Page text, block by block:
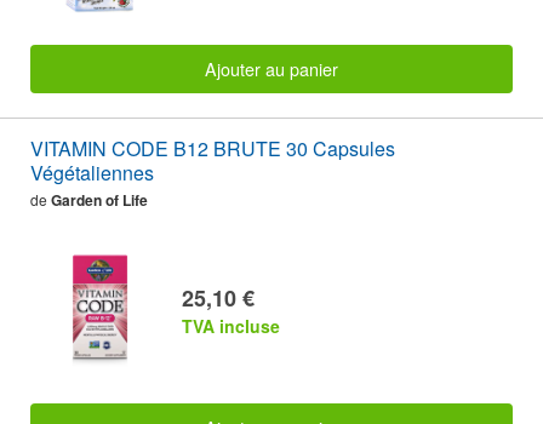
Ajouter au panier
VITAMIN CODE B12 BRUTE 30 Capsules
Végétaliennes
de Garden of Life
25,10 €
TVA incluse